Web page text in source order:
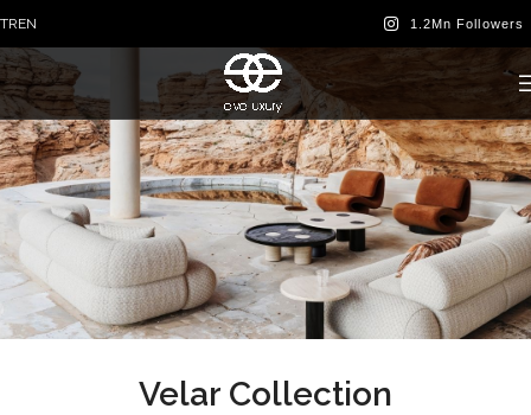
TREN
Velar Collection